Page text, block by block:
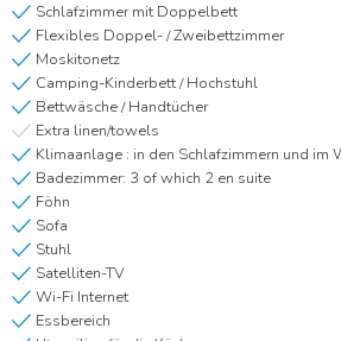
Schlafzimmer mit Doppelbett
Flexibles Doppel- / Zweibettzimmer
Moskitonetz
Camping-Kinderbett / Hochstuhl
Bettwäsche / Handtücher
Extra linen/towels
Klimaanlage : in den Schlafzimmern und im
Badezimmer: 3 of which 2 en suite
Föhn
Sofa
Stuhl
Satelliten-TV
Wi-Fi Internet
Essbereich